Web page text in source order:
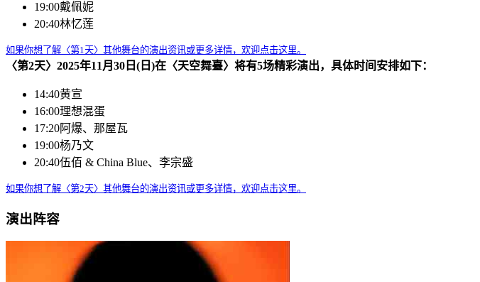
19:00戴佩妮
20:40林忆莲
如果你想了解〈第1天〉其他舞台的演出资讯或更多详情，欢迎点击这里。
〈第2天〉2025年11月30日(日)在〈天空舞臺〉将有5场精彩演出，具体时间安排如下：
14:40黄宣
16:00理想混蛋
17:20阿爆、那屋瓦
19:00杨乃文
20:40伍佰 & China Blue、李宗盛
如果你想了解〈第2天〉其他舞台的演出资讯或更多详情，欢迎点击这里。
演出阵容